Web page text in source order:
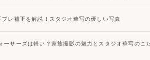
レ補正を解説！スタジオ華写の優しい写真
ーサーズは軽い？家族撮影の魅力とスタジオ華写のこ